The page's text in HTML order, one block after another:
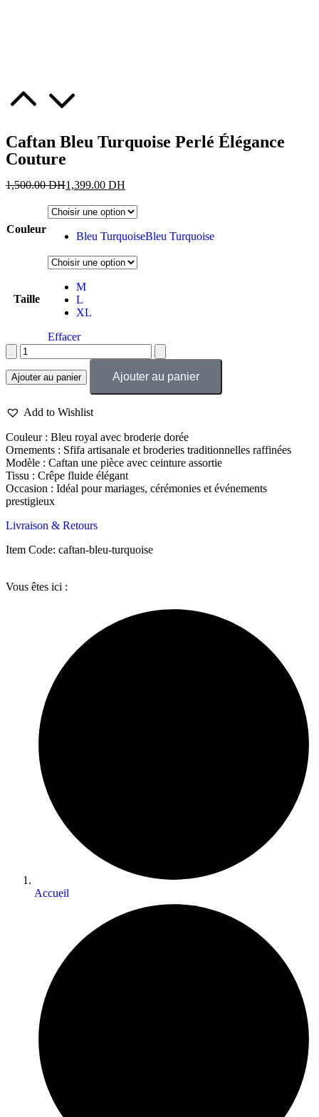
Caftan Bleu Turquoise Perlé Élégance
Couture
1,500.00DH1,399.00 DH
Couleur
Bleu TurquoiseBleu Turquoise
Taille
M
L
XL
Effacer
Ajouter au panier Ajouter au panier
Add to Wishlist
Couleur : Bleu royal avec broderie dorée
Ornements : Sfifa artisanale et broderies traditionnelles raffinées
Modèle : Caftan une pièce avec ceinture assortie
Tissu : Crêpe fluide élégant
Occasion : Idéal pour mariages, cérémonies et événements
prestigieux
Livraison & Retours
Item Code: caftan-bleu-turquoise
Vous êtes ici :
Accueil